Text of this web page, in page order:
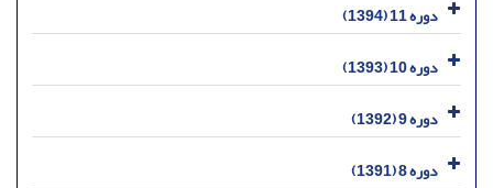
دوره 11 (1394)
دوره 10 (1393)
دوره 9 (1392)
دوره 8 (1391)